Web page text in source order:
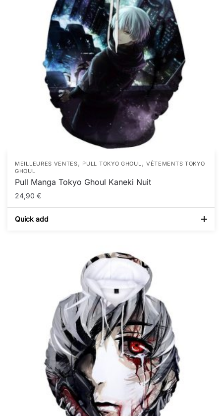
MEILLEURES VENTES, PULL TOKYO GHOUL, VÊTEMENTS TOKYO
GHOUL
Pull Manga Tokyo Ghoul Kaneki Nuit
24,90 €
Quick add